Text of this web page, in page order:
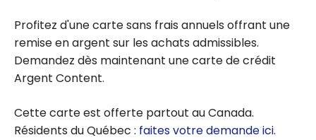
Profitez d'une carte sans frais annuels offrant une
remise en argent sur les achats admissibles.
Demandez dès maintenant une carte de crédit
Argent Content.
Cette carte est offerte partout au Canada.
Résidents du Québec : faites votre demande ici.